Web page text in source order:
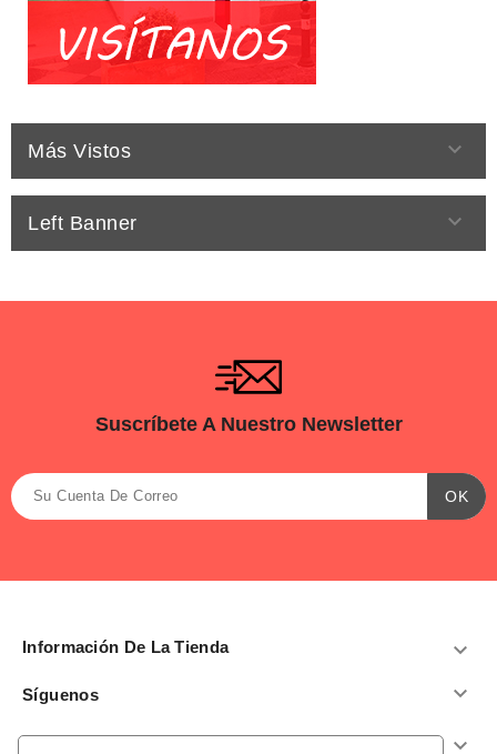
Más Vistos 
Left Banner 
Suscríbete A Nuestro Newsletter
Información De La Tienda 
Síguenos 
Productos 